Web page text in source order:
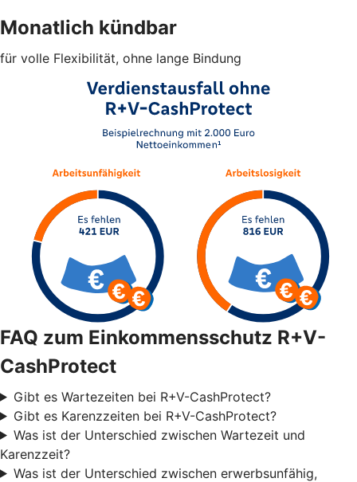
Monatlich kündbar
für volle Flexibilität, ohne lange Bindung
FAQ zum Einkommensschutz R+V-
CashProtect
Gibt es Wartezeiten bei R+V-CashProtect?
Gibt es Karenzzeiten bei R+V-CashProtect?
Was ist der Unterschied zwischen Wartezeit und
Karenzzeit?
Was ist der Unterschied zwischen erwerbsunfähig,